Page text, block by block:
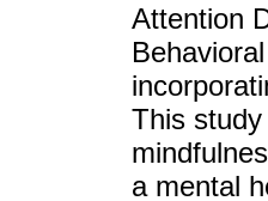
Attention
This
a mental